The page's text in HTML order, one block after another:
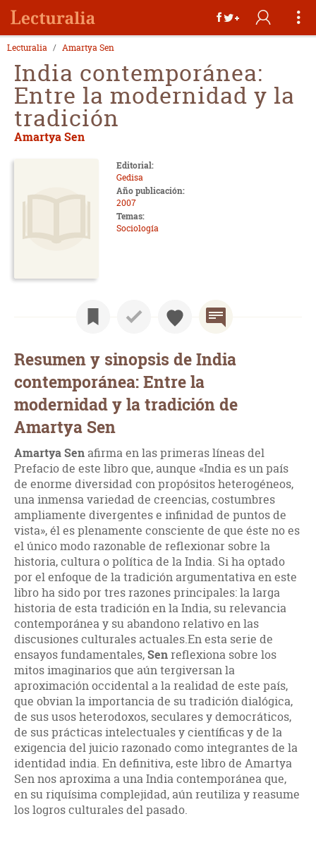
Lecturalia Amartya Sen
India contemporánea:
Entre la modernidad y la
tradición
Amartya Sen
Editorial:
Gedisa
Año publicación:
2007
Temas:
Sociología
Resumen y sinopsis de India
contemporánea: Entre la
modernidad y la tradición de
Amartya Sen
Amartya Sen afirma en las primeras líneas del
Prefacio de este libro que, aunque «India es un país
de enorme diversidad con propósitos heterogéneos,
una inmensa variedad de creencias, costumbres
ampliamente divergentes e infinidad de puntos de
vista», él es plenamente consciente de que éste no es
el único modo razonable de reflexionar sobre la
historia, cultura o política de la India. Si ha optado
por el enfoque de la tradición argumentativa en este
libro ha sido por tres razones principales: la larga
historia de esta tradición en la India, su relevancia
contemporánea y su abandono relativo en las
discusiones culturales actuales.En esta serie de
ensayos fundamentales,Senreflexiona sobre los
mitos imaginarios que aún tergiversan la
aproximación occidental a la realidad de este país,
que obvian la importancia de su tradición dialógica,
de sus usos heterodoxos, seculares y democráticos,
de sus prácticas intelectuales y científicas y de la
exigencia del juicio razonado como integrantes de la
identidad india. En definitiva, este libro de Amartya
Sen nos aproxima a una India contemporánea que,
en su riquísima complejidad, aún reutiliza y reasume
los logros culturales del pasado.